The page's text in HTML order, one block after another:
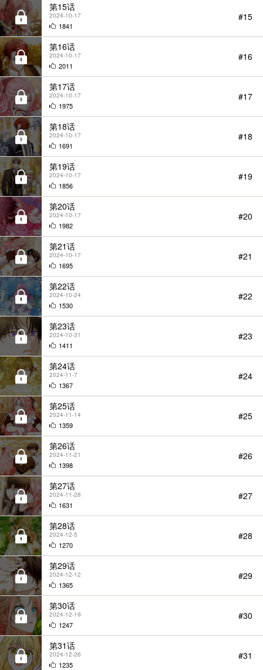
第15话
2024-10-17
1841
#15
第16话
2024-10-17
2011
#16
第17话
2024-10-17
1975
#17
第18话
2024-10-17
1691
#18
第19话
2024-10-17
1856
#19
第20话
2024-10-17
1982
#20
第21话
2024-10-17
1695
#21
第22话
2024-10-24
1530
#22
第23话
2024-10-31
1411
#23
第24话
2024-11-7
1367
#24
第25话
2024-11-14
1359
#25
第26话
2024-11-21
1398
#26
第27话
2024-11-28
1631
#27
第28话
2024-12-5
1270
#28
第29话
2024-12-12
1365
#29
第30话
2024-12-19
1247
#30
第31话
2024-12-26
1235
#31